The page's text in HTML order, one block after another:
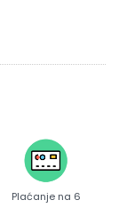
Plaćanje na 6